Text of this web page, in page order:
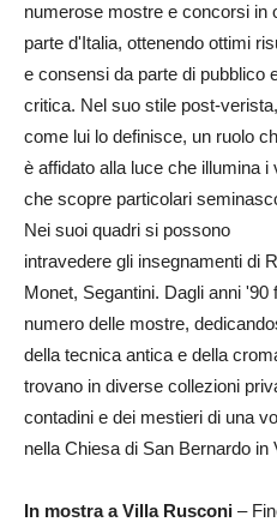
numerose mostre e concorsi in
parte d'Italia, ottenendo ottimi
e consensi da parte di pubblico
critica. Nel suo stile post-verista,
come lui lo definisce, un ruolo
è affidato alla luce che illumina i
che scopre particolari
Nei suoi quadri si possono
intravedere gli insegnamenti di
Monet, Segantini. Dagli anni '90
numero delle mostre,
della tecnica antica e della
trovano in diverse collezioni
contadini e dei mestieri di una
nella Chiesa di San Bernardo in
In mostra a Villa Rusconi –